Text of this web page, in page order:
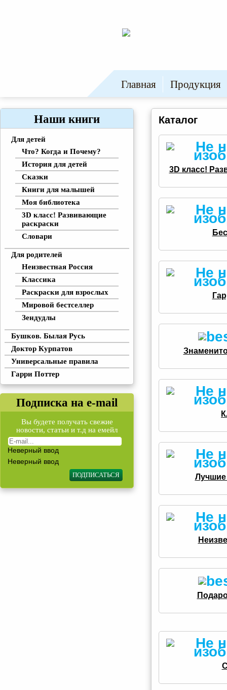
Главная Продукция
Наши книги
Для детей
Что? Когда и Почему?
История для детей
Сказки
Книги для малышей
Моя библиотека
3D класс! Развивающие
раскраски
Словари
Для родителей
Неизвестная Россия
Классика
Раскраски для взрослых
Мировой бестселлер
Зендудлы
Бушков. Былая Русь
Доктор Курпатов
Универсальные правила
Гарри Поттер
Подписка на e-mail
Вы будете получать свежие
новости, статьи и т.д на емейл
Неверный ввод
Неверный ввод
Каталог
3D класс!
Лучшие